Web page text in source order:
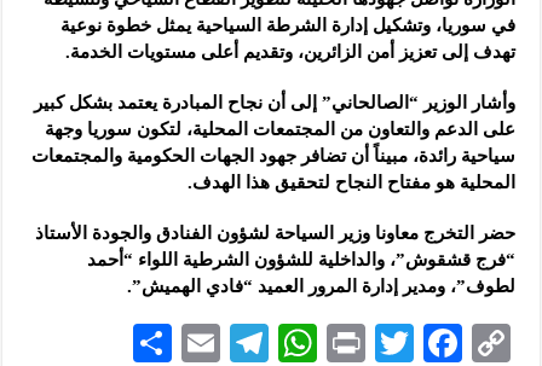
في سوريا، وتشكيل إدارة الشرطة السياحية يمثل خطوة ‏نوعية
تهدف إلى تعزيز أمن الزائرين، وتقديم أعلى مستويات الخدمة. ‏
وأشار الوزير “الصالحاني” إلى أن نجاح المبادرة يعتمد بشكل كبير
على الدعم ‏والتعاون من المجتمعات المحلية، لتكون سوريا وجهة
سياحية رائدة، مبيناً أن ‏تضافر جهود الجهات الحكومية والمجتمعات
المحلية هو مفتاح النجاح لتحقيق هذا ‏الهدف.‏
حضر التخرج معاونا وزير السياحة لشؤون الفنادق والجودة الأستاذ
“فرج قشقوش”، ‏والداخلية للشؤون الشرطية اللواء “أحمد
لطوف”، ومدير إدارة المرور العميد “فادي ‏الهميش”.‏
C
F
T
P
W
Te
E